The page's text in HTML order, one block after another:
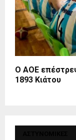
Ο ΑΟΕ
1893 Κιάτου